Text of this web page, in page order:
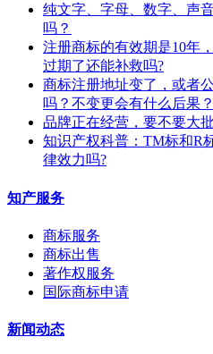
纯文字、字母、数字、声
吗？
注册商标的有效期是10年
过期了还能补救吗?
商标注册地址变了，或者
吗？不变更会有什么后果？
品牌正在经营，要不要大
知识产权科普：TM标和R
律效力吗?
知产服务
商标服务
商标出售
著作权服务
国际商标申请
新闻动态